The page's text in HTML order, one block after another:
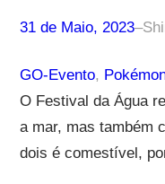
31 de Maio, 2023–
GO-Evento,
O Festival da Água
a mar, mas também
dois é comestível,